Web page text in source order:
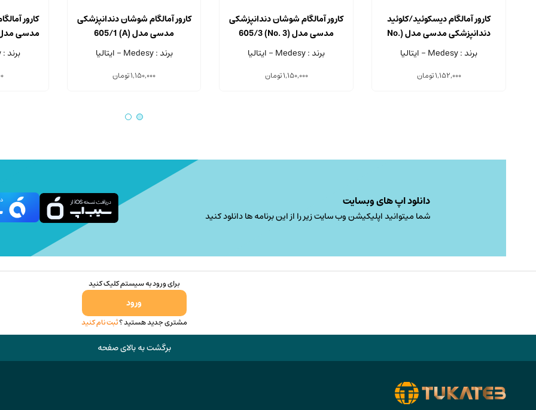
کارور آمالگام دیسکوئید/کلوئید
دندانپزشکی مدسی مدل (No.
4/5) 608/2 برند : Medesy - ایتالیا
1,152,000تومان
کارور آمالگام شوشان دندانپزشکی
مدسی مدل (No. 3) 605/3
برند : Medesy - ایتالیا
1,150,000تومان
کارور آمالگام شوشان دندانپزشکی
مدسی مدل (A) 605/1
برند : Medesy - ایتالیا
1,150,000تومان
کارور
2.3 و 2.5 میلی متر
برند : Medesy - ایتالیا
دانلود اپ های وبسایت
شما میتوانید اپلیکیشن وب سایت زیر را از این برنامه ها دانلود کنید
برای ورود به سیستم کلیک کنید
ورود
مشتری جدید هستید ؟ثبت نام کنید
برگشت به بالای صفحه